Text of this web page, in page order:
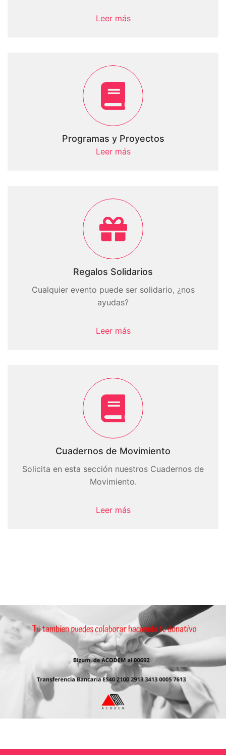
Leer más
Programas y Proyectos
Leer más
Regalos Solidarios
Cualquier evento puede ser solidario, ¿nos
ayudas?
Leer más
Cuadernos de Movimiento
Solicita en esta sección nuestros Cuadernos de
Movimiento.
Leer más